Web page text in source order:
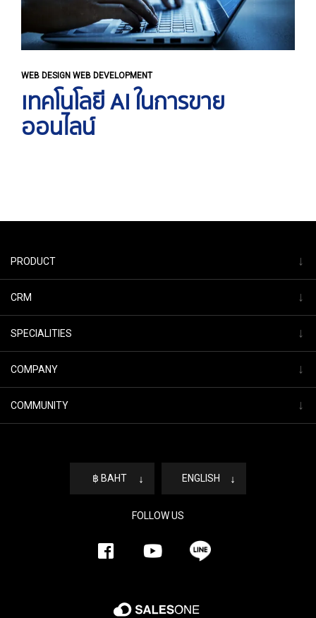
WEB DESIGN WEB DEVELOPMENT
เทคโนโลยี AI ในการขาย
ออนไลน์
฿ BAHT ↓ ENGLISH ↓
FOLLOW US
PRODUCT ↓
CRM ↓
SPECIALITIES ↓
COMPANY ↓
COMMUNITY ↓